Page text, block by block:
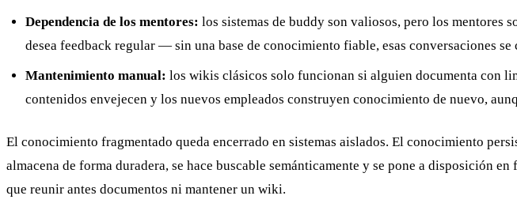
Dependencia de los mentores: los sistemas de buddy son valiosos, pero los mentores
desea feedback regular — sin una base de conocimiento fiable, esas conversaciones se
Mantenimiento manual: los wikis clásicos solo funcionan si alguien documenta con
contenidos envejecen y los nuevos empleados construyen conocimiento de nuevo,
El conocimiento fragmentado queda encerrado en sistemas aislados. El conocimiento
almacena de forma duradera, se hace buscable semánticamente y se pone a disposición
que reunir antes documentos ni mantener un wiki.